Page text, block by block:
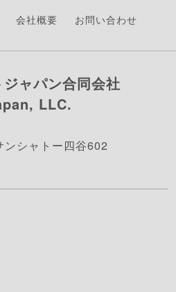
会社概要 お問い合わせ
ャパン合同会社
LLC.
シャトー四谷602